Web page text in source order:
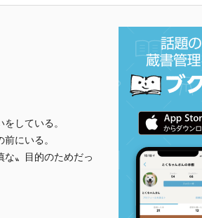
している。
にいる。
な〟目的のためだっ